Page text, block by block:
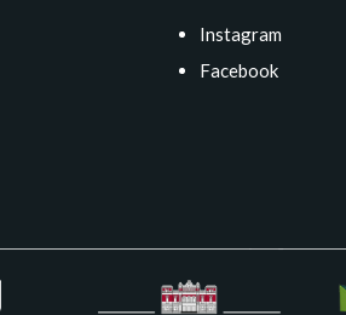
Instagram
Facebook